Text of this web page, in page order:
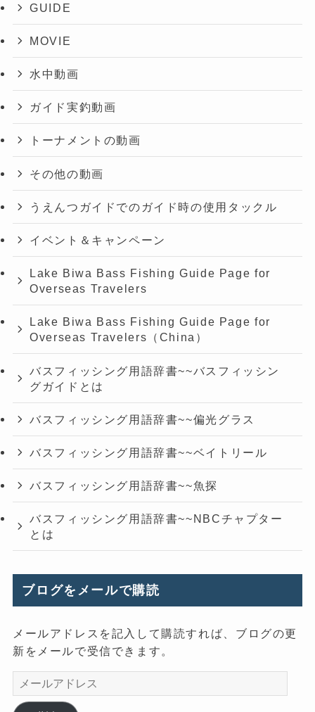
GUIDE
MOVIE
水中動画
ガイド実釣動画
トーナメントの動画
その他の動画
うえんつガイドでのガイド時の使用タックル
イベント＆キャンペーン
Lake Biwa Bass Fishing Guide Page for
Overseas Travelers
Lake Biwa Bass Fishing Guide Page for
Overseas Travelers（China）
バスフィッシング用語辞書~~バスフィッシン
グガイドとは
バスフィッシング用語辞書~~偏光グラス
バスフィッシング用語辞書~~ベイトリール
バスフィッシング用語辞書~~魚探
バスフィッシング用語辞書~~NBCチャプター
とは
ブログをメールで購読
メールアドレスを記入して購読すれば、ブログの更
新をメールで受信できます。
メ
ー